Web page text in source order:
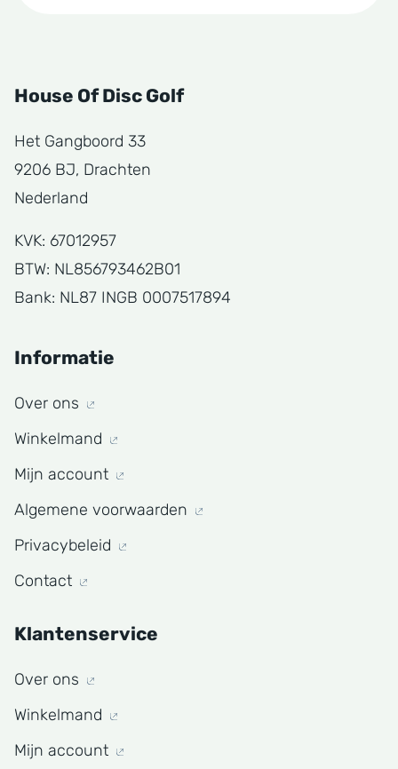
House Of Disc Golf
Het Gangboord 33
9206 BJ, Drachten
Nederland
KVK: 67012957
BTW: NL856793462B01
Bank: NL87 INGB 0007517894
Informatie
Over ons
Winkelmand
Mijn account
Algemene voorwaarden
Privacybeleid
Contact
Klantenservice
Over ons
Winkelmand
Mijn account